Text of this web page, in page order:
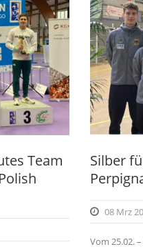
Team
Silber
08 Mrz
Vom 25.02.